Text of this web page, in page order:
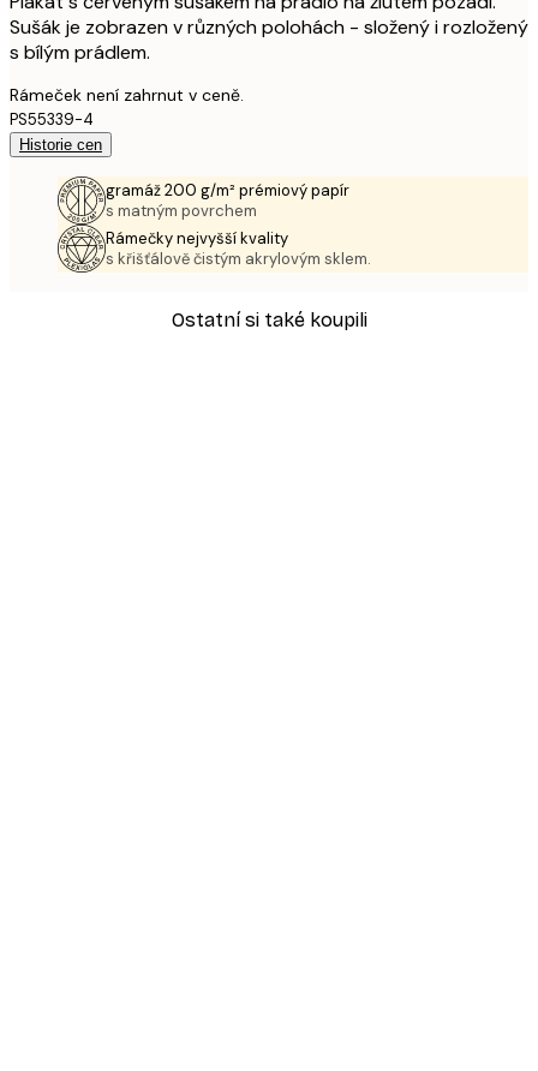
Sušák je zobrazen v různých polohách - složený i rozložený
s bílým prádlem.
Rámeček není zahrnut v ceně.
PS55339-4
Historie cen
gramáž 200 g/m² prémiový papír
s matným povrchem
Rámečky nejvyšší kvality
s křišťálově čistým akrylovým sklem.
Ostatní si také koupili